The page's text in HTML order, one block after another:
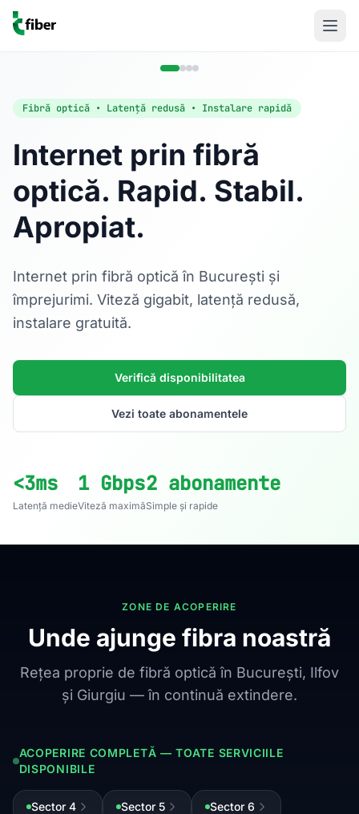
Fibră optică • Latență redusă • Instalare rapidă
Internet prin fibră
optică. Rapid. Stabil.
Apropiat.
Internet prin fibră optică în București și
împrejurimi. Viteză gigabit, latență redusă,
instalare gratuită.
Verifică disponibilitatea
Vezi toate abonamentele
<3ms
Latență medie
1 Gbps
Viteză maximă
2 abonamente
Simple și rapide
Acasă
Internet Rezidențial
Fibră optică până la 1 Gbps, direct în casa ta.
ZONE DE ACOPERIRE
Unde ajunge fibra noastră
Rețea proprie de fibră optică în București, Ilfov
și Giurgiu — în continuă extindere.
ACOPERIRE COMPLETĂ — TOATE SERVICIILE
DISPONIBILE
Sector 4 Sector 5 Sector 6